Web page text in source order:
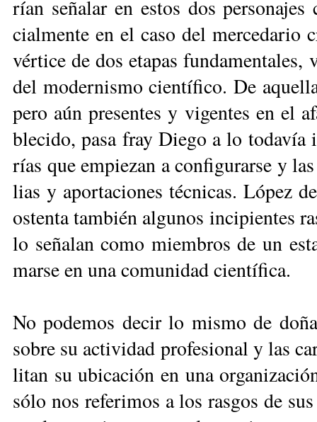
rían se­ña­lar en es­tos dos
cial­men­te en el ca­so del
vér­ti­ce de dos eta­pas
del mo­der­nis­mo cien­tí­fi­co. De
pe­ro aún pre­sen­tes y vi­gen­tes en el
ble­ci­do, pa­sa fray Die­go a lo
rías que em­pie­zan a con­fi­gu­rar­se y
lias y apor­ta­cio­nes téc­ni­cas. Ló­pez
os­ten­ta tam­bién al­gu­nos in­ci­pien­tes
lo se­ña­lan co­mo miem­bros de un
mar­se en una co­mu­ni­dad cien­tí­fi­ca.
No po­de­mos de­cir lo mis­mo de
so­bre su ac­ti­vi­dad pro­fe­sio­nal y las
li­tan su ubi­ca­ción en una
só­lo nos re­fe­ri­mos a los ras­gos de